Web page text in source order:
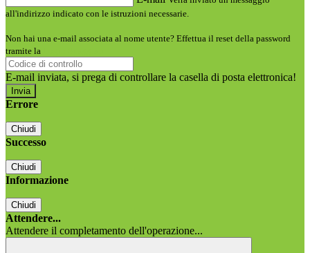
all'indirizzo indicato con le istruzioni necessarie.
Non hai una e-mail associata al nome utente? Effettua il reset della password
tramite la
E-mail inviata, si prega di controllare la casella di posta elettronica!
Errore
Chiudi
Successo
Chiudi
Informazione
Chiudi
Attendere...
Attendere il completamento dell'operazione...